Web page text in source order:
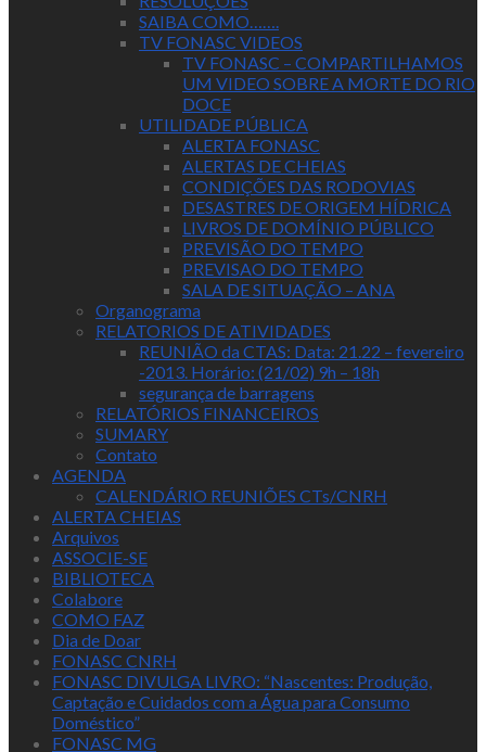
SAIBA COMO…….
TV FONASC VIDEOS
TV FONASC – COMPARTILHAMOS
UM VIDEO SOBRE A MORTE DO RIO
DOCE
UTILIDADE PÚBLICA
ALERTA FONASC
ALERTAS DE CHEIAS
CONDIÇÕES DAS RODOVIAS
DESASTRES DE ORIGEM HÍDRICA
LIVROS DE DOMÍNIO PÚBLICO
PREVISÃO DO TEMPO
PREVISAO DO TEMPO
SALA DE SITUAÇÃO – ANA
Organograma
RELATORIOS DE ATIVIDADES
REUNIÃO da CTAS: Data: 21.22 – fevereiro
-2013. Horário: (21/02) 9h – 18h
segurança de barragens
RELATÓRIOS FINANCEIROS
SUMARY
Contato
AGENDA
CALENDÁRIO REUNIÕES CTs/CNRH
ALERTA CHEIAS
Arquivos
ASSOCIE-SE
BIBLIOTECA
Colabore
COMO FAZ
Dia de Doar
FONASC CNRH
FONASC DIVULGA LIVRO: “Nascentes: Produção,
Captação e Cuidados com a Água para Consumo
Doméstico”
FONASC MG